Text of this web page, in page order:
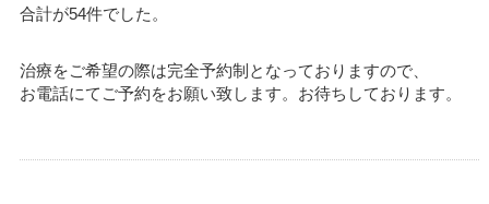
合計が54件でした。
治療をご希望の際は完全予約制となっておりますので、
お電話にてご予約をお願い致します。お待ちしております。